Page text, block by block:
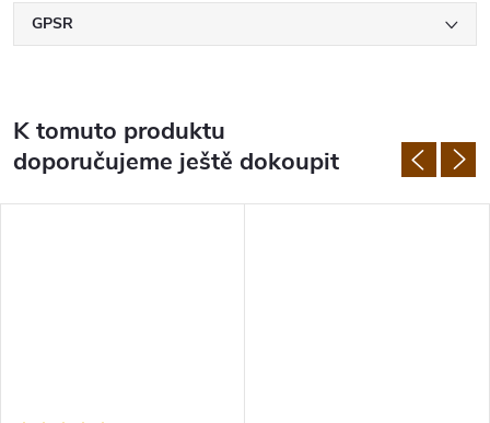
GPSR
K tomuto produktu
doporučujeme ještě dokoupit